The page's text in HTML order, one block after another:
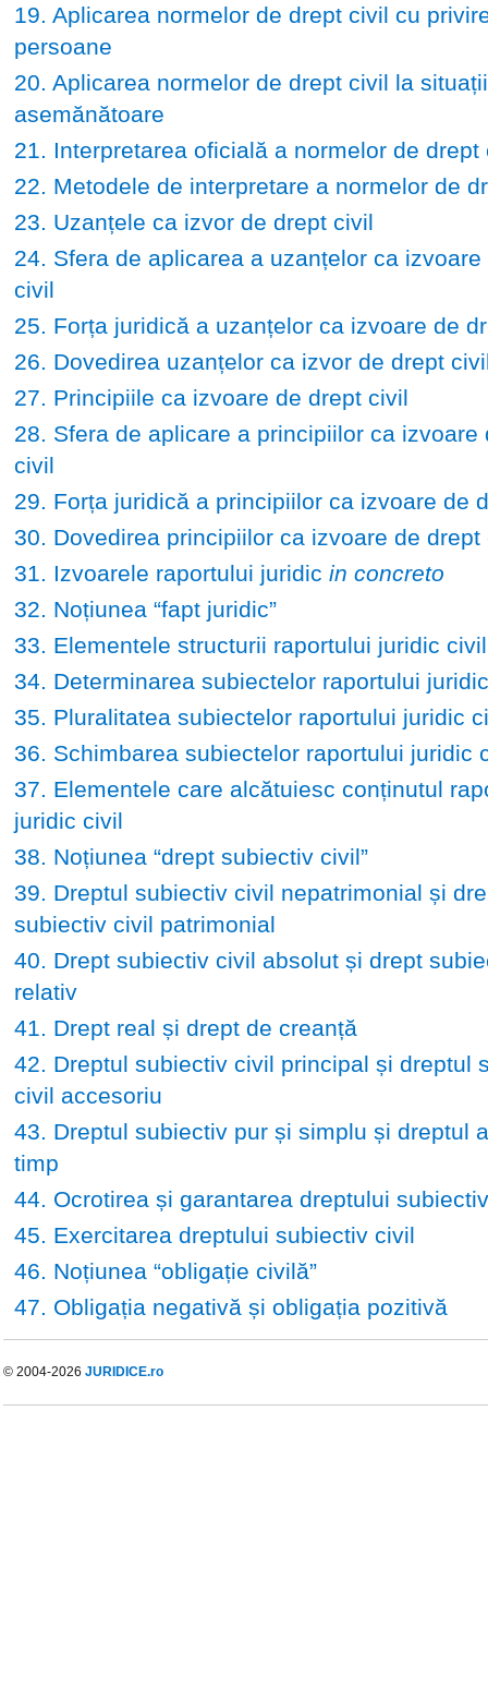
19. Aplicarea normelor de drept civil cu
persoane
20. Aplicarea normelor de drept civil la situații
asemănătoare
21. Interpretarea oficială a normelor de drept
22. Metodele de interpretare a normelor de
23. Uzanțele ca izvor de drept civil
24. Sfera de aplicarea a uzanțelor ca izvoare
civil
25. Forța juridică a uzanțelor ca izvoare de
26. Dovedirea uzanțelor ca izvor de drept
27. Principiile ca izvoare de drept civil
28. Sfera de aplicare a principiilor ca izvoare
civil
29. Forța juridică a principiilor ca izvoare de
30. Dovedirea principiilor ca izvoare de drept
31. Izvoarele raportului juridic in concreto
32. Noțiunea “fapt juridic”
33. Elementele structurii raportului juridic civil
34. Determinarea subiectelor raportului
35. Pluralitatea subiectelor raportului juridic
36. Schimbarea subiectelor raportului juridic
37. Elementele care alcătuiesc conținutul
juridic civil
38. Noțiunea “drept subiectiv civil”
39. Dreptul subiectiv civil nepatrimonial și
subiectiv civil patrimonial
40. Drept subiectiv civil absolut și drept
relativ
41. Drept real și drept de creanță
42. Dreptul subiectiv civil principal și dreptul
civil accesoriu
43. Dreptul subiectiv pur și simplu și dreptul
timp
44. Ocrotirea și garantarea dreptului
45. Exercitarea dreptului subiectiv civil
46. Noțiunea “obligație civilă”
47. Obligația negativă și obligația pozitivă
© 2004-2026 JURIDICE.ro